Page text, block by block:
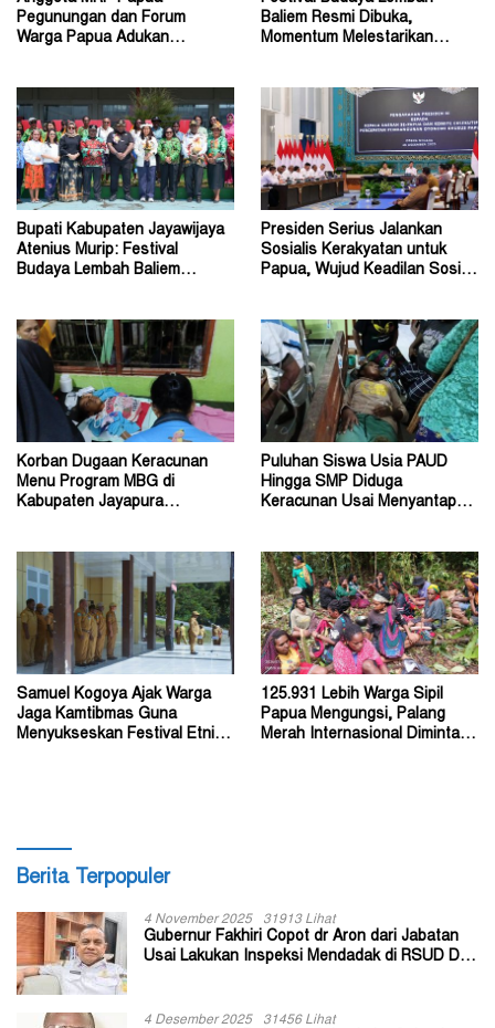
Pegunungan dan Forum
Warga Papua Adukan
Baliem Resmi Dibuka,
Momentum Melestarikan
Bupati Kabupaten Jayawijaya
Atenius Murip: Festival
Budaya Lembah Baliem
Presiden Serius Jalankan
Sosialis Kerakyatan untuk
Papua, Wujud Keadilan Sosial
Korban Dugaan Keracunan
Menu Program MBG di
Kabupaten Jayapura
Puluhan Siswa Usia PAUD
Hingga SMP Diduga
Keracunan Usai Menyantap
Samuel Kogoya Ajak Warga
Jaga Kamtibmas Guna
Menyukseskan Festival Etnik
125.931 Lebih Warga Sipil
Papua Mengungsi, Palang
Merah Internasional Diminta
Berita Terpopuler
4 November 2025 31913 Lihat
Gubernur Fakhiri Copot dr Aron dari Jabatan
Usai Lakukan Inspeksi Mendadak di RSUD Dok
4 Desember 2025 31456 Lihat